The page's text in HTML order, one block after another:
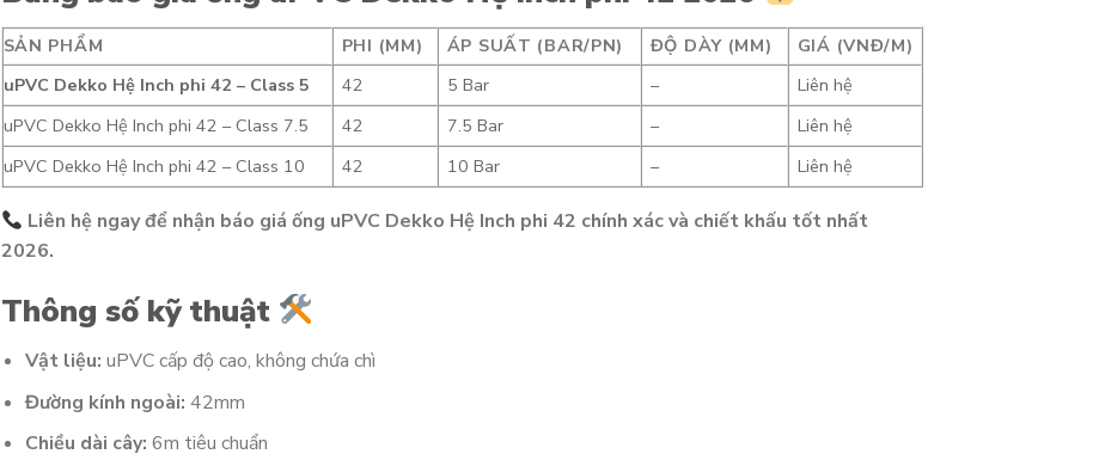
SẢN PHẨM PHI (MM) ÁP SUẤT (BAR/PN) ĐỘ DÀY (MM)
GIÁ (VNĐ/M)
uPVC Dekko Hệ Inch phi 42 – Class 5
42 5 Bar –
Liên hệ
uPVC Dekko Hệ Inch phi 42 – Class 7.5
42 7.5 Bar –
Liên hệ
uPVC Dekko Hệ Inch phi 42 – Class 10
42 10 Bar – Liên hệ
Liên hệ ngay để nhận báo giá ống uPVC Dekko Hệ Inch phi 42 chính xác và chiết khấu tốt nhất
2026.
Thông số kỹ thuật
Vật liệu: uPVC cấp độ cao, không chứa chì
Đường kính ngoài: 42mm
Chiều dài cây: 6m tiêu chuẩn